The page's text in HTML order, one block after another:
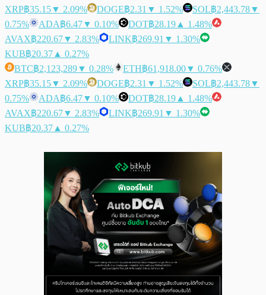
XRP฿35.15▼ 2.09% DOGE฿2.31 ▼ 1.52% SOL฿2,443.78▼
0.75%
ADA฿6.47▼ 0.10% DOT฿28.19 ▲ 1.48%
AVAX฿220.67▼ 2.83% LINK฿269.91 ▼ 1.30%
KUB฿20.37 ▲ 0.27%
BTC฿2,123,289▼ 0.28% ETH฿61,918.00▼ 0.76%
XRP฿35.15▼ 2.09% DOGE฿2.31 ▼ 1.52% SOL฿2,443.78▼
0.75%
ADA฿6.47▼ 0.10% DOT฿28.19 ▲ 1.48%
AVAX฿220.67▼ 2.83% LINK฿269.91 ▼ 1.30%
KUB฿20.37 ▲ 0.27%